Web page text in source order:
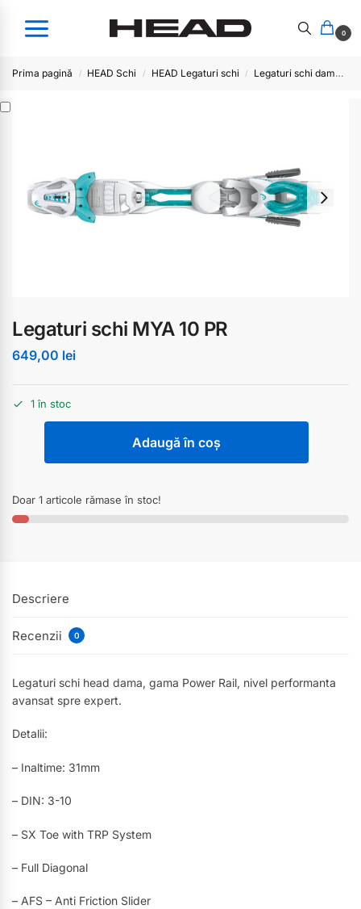
0
Prima pagină / HEAD Schi / HEAD Legaturi schi / Legaturi schi dama
Legaturi schi MYA 10 PR
649,00 lei
1 în stoc
Adaugă în coș
Doar 1 articole rămase în stoc!
Descriere
Recenzii 0
Legaturi schi head dama, gama Power Rail, nivel performanta
avansat spre expert.
Detalii:
– Inaltime: 31mm
– DIN: 3-10
– SX Toe with TRP System
– Full Diagonal
– AFS – Anti Friction Slider